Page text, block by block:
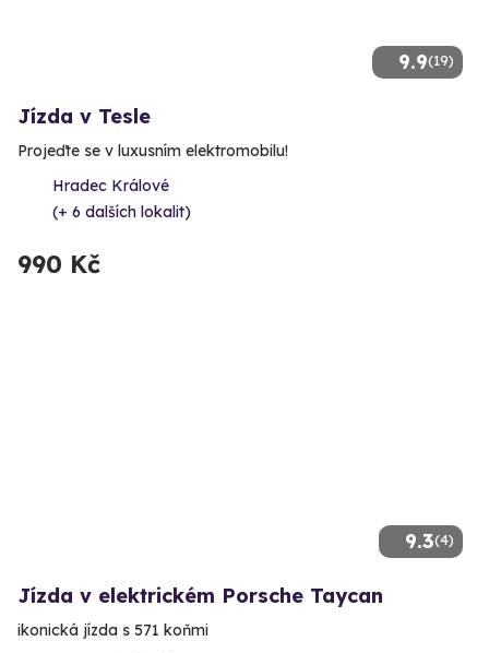
9.9(19)
Jízda v Tesle
Projeďte se v luxusním elektromobilu!
Hradec Králové
(+ 6 dalších lokalit)
990 Kč
9.3(4)
Jízda v elektrickém Porsche Taycan
ikonická jízda s 571 koňmi